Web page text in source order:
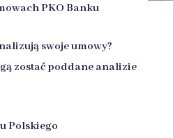
PKO Banku
swoje umowy?
zostać poddane analizie
Polskiego